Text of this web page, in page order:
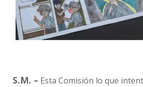
S.M. – Esta Comisión lo que